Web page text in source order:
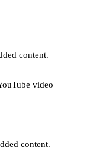
content.
video
content.